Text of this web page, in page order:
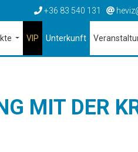
+36 83 540 131
VIP Unterkunft
MIT DER